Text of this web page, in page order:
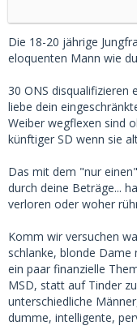
Natürlich kann sie
liegen.
Ein "SB" das vorher
SB.
Das ist eine
Die 18-20 jährige
eloquenten Mann wie
30 ONS disqualifizieren
liebe dein
Weiber wegflexen sind
künftiger SD wenn sie
Das mit dem "nur
durch deine Beträge...
verloren oder woher
Komm wir versuchen
schlanke, blonde
ein paar finanzielle
MSD, statt auf Tinder
unterschiedliche
dumme, intelligente,